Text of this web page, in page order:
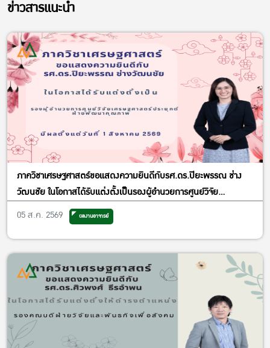
ข่าวสารแนะนำ
ภาควิชาเศรษฐศาสตร์ขอแสดงความยินดีกับรศ.ดร.ปิยะพรรณ ช่าง
วัฒนชัย ในโอกาสได้รับแต่งตั้งเป็นรองผู้อำนวยการศูนย์วิจัย
เศรษฐศาสตร์ประยุกต์ ฝ่ายพัฒนาคุณภาพ
05 ส.ค. 2569 ผลงานอาจารย์